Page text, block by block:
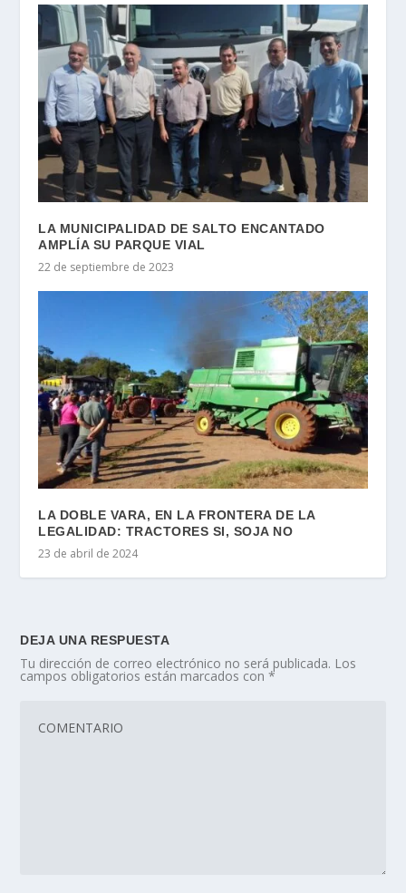
LA MUNICIPALIDAD DE SALTO ENCANTADO
AMPLÍA SU PARQUE VIAL
22 de septiembre de 2023
LA DOBLE VARA, EN LA FRONTERA DE LA
LEGALIDAD: TRACTORES SI, SOJA NO
23 de abril de 2024
DEJA UNA RESPUESTA
Tu dirección de correo electrónico no será publicada. Los
campos obligatorios están marcados con*